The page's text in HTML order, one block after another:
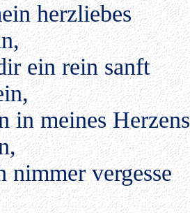
herzliebes
ein rein sanft
in meines Herzens
nimmer vergesse